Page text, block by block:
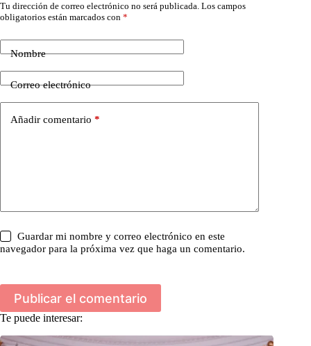
Tu dirección de correo electrónico no será publicada. Los campos
obligatorios están marcados con *
Nombre
Correo electrónico
Añadir comentario *
Guardar mi nombre y correo electrónico en este
navegador para la próxima vez que haga un comentario.
Publicar el comentario
Te puede interesar: